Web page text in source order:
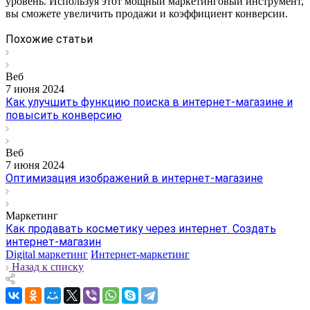
вы сможете увеличить продажи и коэффициент конверсии.
Похожие статьи
Веб
7 июня 2024
Как улучшить функцию поиска в интернет-магазине и
повысить конверсию
Веб
7 июня 2024
Оптимизация изображений в интернет-магазине
Маркетинг
Как продавать косметику через интернет. Создать
интернет-магазин
Digital маркетинг Интернет-маркетинг
Назад к списку